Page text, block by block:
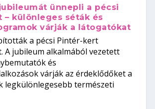
ünnepli a pécsi
– különleges séták és
várják a látogatókat
a pécsi Pintér-kert
A jubileum alkalmából vezetett
és
várják az érdeklődőket a
legkülönlegesebb természeti